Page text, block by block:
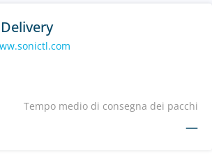
Tempo medio di consegna dei pacchi
—